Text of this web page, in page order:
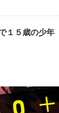
１５歳の少年